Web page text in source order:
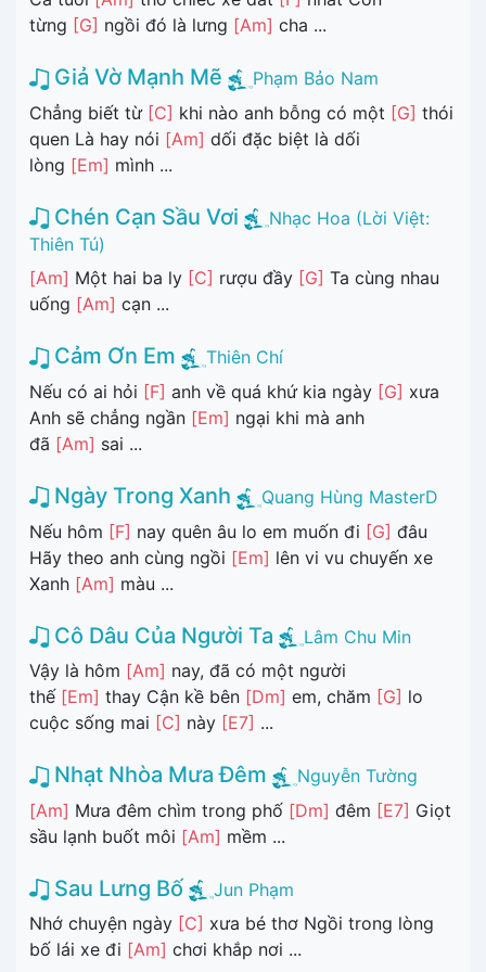
từng [G] ngồi đó là lưng [Am] cha ...
Giả Vờ Mạnh Mẽ
Phạm Bảo Nam
Chẳng biết từ [C] khi nào anh bỗng có một [G] thói
quen Là hay nói [Am] dối đặc biệt là dối
lòng [Em] mình ...
Chén Cạn Sầu Vơi
Nhạc Hoa (Lời Việt:
Thiên Tú)
[Am] Một hai ba ly [C] rượu đầy [G] Ta cùng nhau
uống [Am] cạn ...
Cảm Ơn Em
Thiên Chí
Nếu có ai hỏi [F] anh về quá khứ kia ngày [G] xưa
Anh sẽ chẳng ngần [Em] ngại khi mà anh
đã [Am] sai ...
Ngày Trong Xanh
Quang Hùng MasterD
Nếu hôm [F] nay quên âu lo em muốn đi [G] đâu
Hãy theo anh cùng ngồi [Em] lên vi vu chuyến xe
Xanh [Am] màu ...
Cô Dâu Của Người Ta
Lâm Chu Min
Vậy là hôm [Am] nay, đã có một người
thế [Em] thay Cận kề bên [Dm] em, chăm [G] lo
cuộc sống mai [C] này [E7] ...
Nhạt Nhòa Mưa Đêm
Nguyễn Tường
[Am] Mưa đêm chìm trong phố [Dm] đêm [E7] Giọt
sầu lạnh buốt môi [Am] mềm ...
Sau Lưng Bố
Jun Phạm
Nhớ chuyện ngày [C] xưa bé thơ Ngồi trong lòng
bố lái xe đi [Am] chơi khắp nơi ...